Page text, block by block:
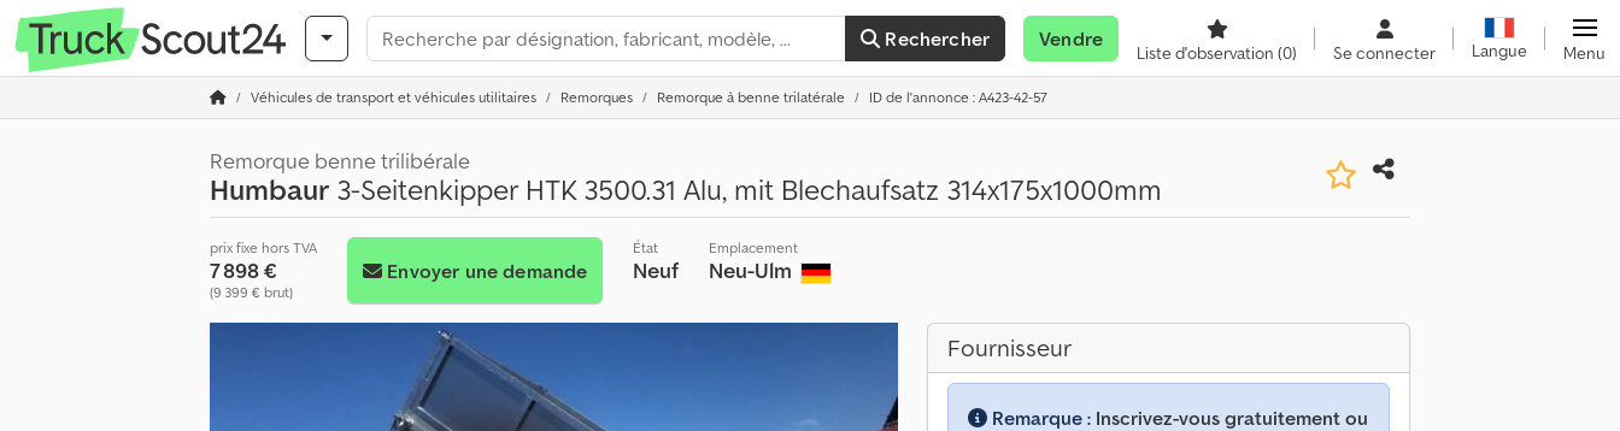
Rechercher Vendre
Liste d'observation (0) Se connecter Langue Menu
Véhicules de transport et véhicules utilitaires Remorques Remorque à benne trilatérale ID de l'annonce : A423-42-57
Remorque benne trilibérale
Humbaur 3-Seitenkipper HTK 3500.31 Alu, mit Blechaufsatz 314x175x1000mm
prix fixe hors TVA
7 898 €
(9 399 € brut)
Envoyer une demande
État
Neuf
Emplacement
Neu-Ulm
Fournisseur
Remarque : Inscrivez-vous gratuitement ou